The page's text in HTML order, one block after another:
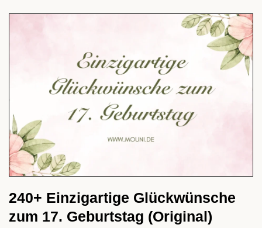
240+ Einzigartige Glückwünsche
zum 17. Geburtstag (Original)